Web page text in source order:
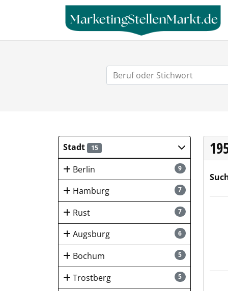
Stadt 15
9
Berlin
7
Hamburg
7
Rust
6
Augsburg
5
Bochum
5
Trostberg